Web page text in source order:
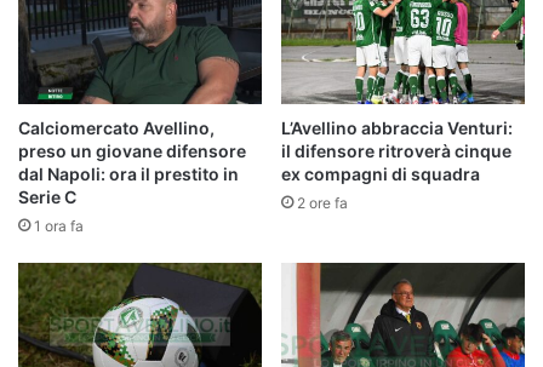
Calciomercato Avellino,
preso un giovane difensore
dal Napoli: ora il prestito in
Serie C
1 ora fa
L’Avellino abbraccia Venturi:
il difensore ritroverà cinque
ex compagni di squadra
2 ore fa